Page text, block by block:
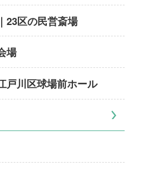
23区の民営斎場
場
戸川区球場前ホール